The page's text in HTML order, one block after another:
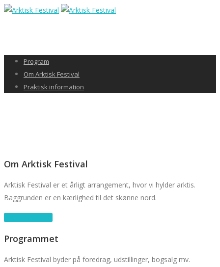
Program
Om Arktisk Festival
Praktisk information
Om Arktisk Festival
Arktisk Festival er et årligt arrangement, hvor vi hylder arktis.
Baggrunden er en kærlighed til det skønne nord.
Programmet
Arktisk Festival byder på foredrag, udstillinger, bogsalg mv.